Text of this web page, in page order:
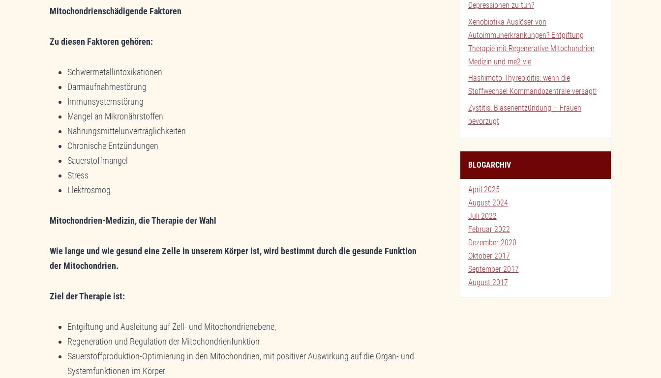
Mitochondrienschädigende Faktoren
Zu diesen Faktoren gehören:
Schwermetallintoxikationen
Darmaufnahmestörung
Immunsystemstörung
Mangel an Mikronährstoffen
Nahrungsmittelunverträglichkeiten
Chronische Entzündungen
Sauerstoffmangel
Stress
Elektrosmog
Mitochondrien-Medizin, die Therapie der Wahl
Wie lange und wie gesund eine Zelle in unserem Körper ist, wird bestimmt durch die gesunde Funktion
der Mitochondrien.
Ziel der Therapie ist:
Entgiftung und Ausleitung auf Zell- und Mitochondrienebene,
Regeneration und Regulation der Mitochondrienfunktion
Sauerstoffproduktion-Optimierung in den Mitochondrien, mit positiver Auswirkung auf die Organ- und
Systemfunktionen im Körper
Depressionen zu tun?
Xenobiotika Auslöser von
Autoimmunerkrankungen? Entgiftung
Therapie mit Regenerative Mitochondrien
Medizin und me2.vie
Hashimoto Thyreoiditis: wenn die
Stoffwechsel Kommandozentrale versagt!
Zystitis: Blasenentzündung – Frauen
bevorzugt
BLOGARCHIV
April 2025
August 2024
Juli 2022
Februar 2022
Dezember 2020
Oktober 2017
September 2017
August 2017